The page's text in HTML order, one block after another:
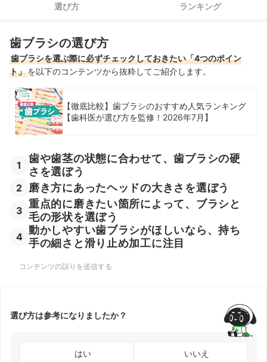
ピュオーラの歯ブラシ全3商品おすすめ人気ランキング
ピュオーラの歯ブラシの売れ筋ランキングもチェック！
選び方 ランキング
歯ブラシの選び方
歯ブラシを選ぶ際に必ずチェックしておきたい「4つのポイン
ト」を以下のコンテンツから抜粋してご紹介します。
【徹底比較】歯ブラシのおすすめ人気ランキング
【歯科医が選び方を監修！2026年7月】
1
歯や歯茎の状態に合わせて、歯ブラシの硬
さを選ぼう
2 磨き方にあったヘッドの大きさを選ぼう
3
重点的に磨きたい箇所によって、ブラシと
毛の形状を選ぼう
4
動かしやすい歯ブラシがほしいなら、持ち
手の細さと滑り止め加工に注目
コンテンツの誤りを送信する
選び方は参考になりましたか？
はい いいえ